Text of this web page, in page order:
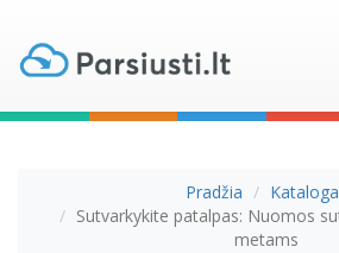
Pradžia
Sutvarkykite patalpas: Nuomos
metams